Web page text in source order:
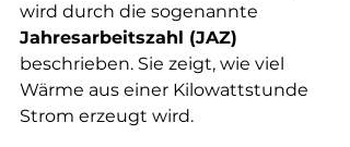
wird durch die sogenannte
Jahresarbeitszahl (JAZ)
beschrieben. Sie zeigt, wie viel
Wärme aus einer Kilowattstunde
Strom erzeugt wird.